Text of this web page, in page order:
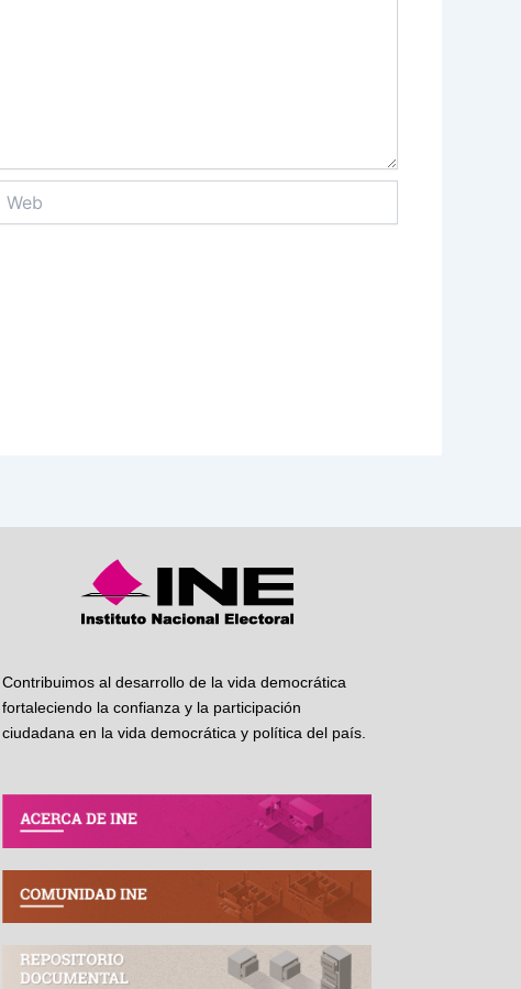
Contribuimos al desarrollo de la vida democrática
fortaleciendo la confianza y la participación
ciudadana en la vida democrática y política del país.